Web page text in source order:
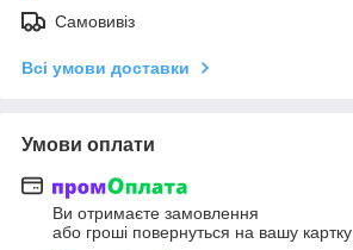
Самовивіз
Всі умови доставки
Умови оплати
Ви отримаєте замовлення
або гроші повернуться на вашу картку